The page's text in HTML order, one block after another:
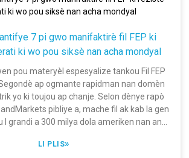
fabrikasyon fil elektrik ak kab klas segondè,
gwo teknoloji, nou toujou ap pouswiv
pou pwodwi trè konpetitif ki pote pi
yo. Lè yo itilize Fil Tanperati Segondè PFA,
pral fè eksperyans non sèlman pèfòmans
sa a, men yo pral otomatikman asosye
dedye a reenvesti nan kalite ak
yon mache elektrik ki toujou ap grandi.
7 pi gwo manifaktirè fil FEP ki
ki wo pou siksè nan acha mondyal
pou materyèl espesyalize tankou Fil FEP
ap ogmante rapidman nan domèn
yo ki toujou ap chanje. Selon dènye rapò
pibliye a, mache fil ak kab la gen
grandi a 300 milya dola ameriken nan ane
endistri. Fil FEP pou Tanperati Segondè,
LI PLIS»